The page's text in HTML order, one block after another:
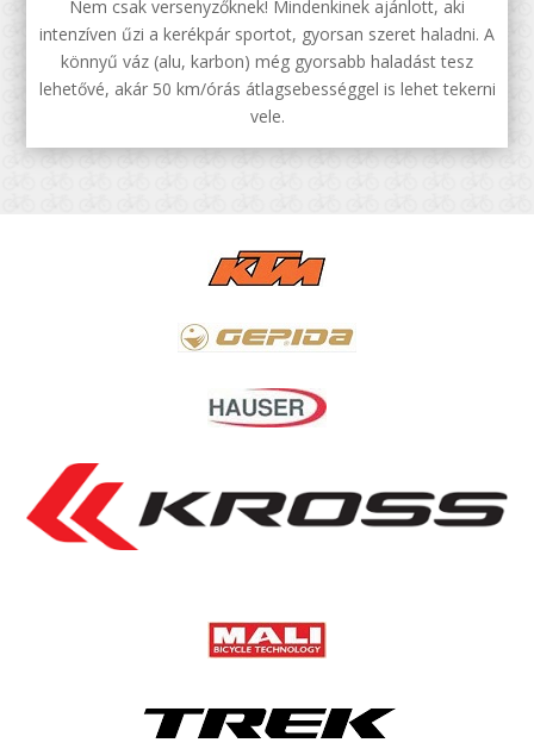
Nem csak versenyzőknek! Mindenkinek ajánlott, aki
intenzíven űzi a kerékpár sportot, gyorsan szeret haladni. A
könnyű váz (alu, karbon) még gyorsabb haladást tesz
lehetővé, akár 50 km/órás átlagsebességgel is lehet tekerni
vele.